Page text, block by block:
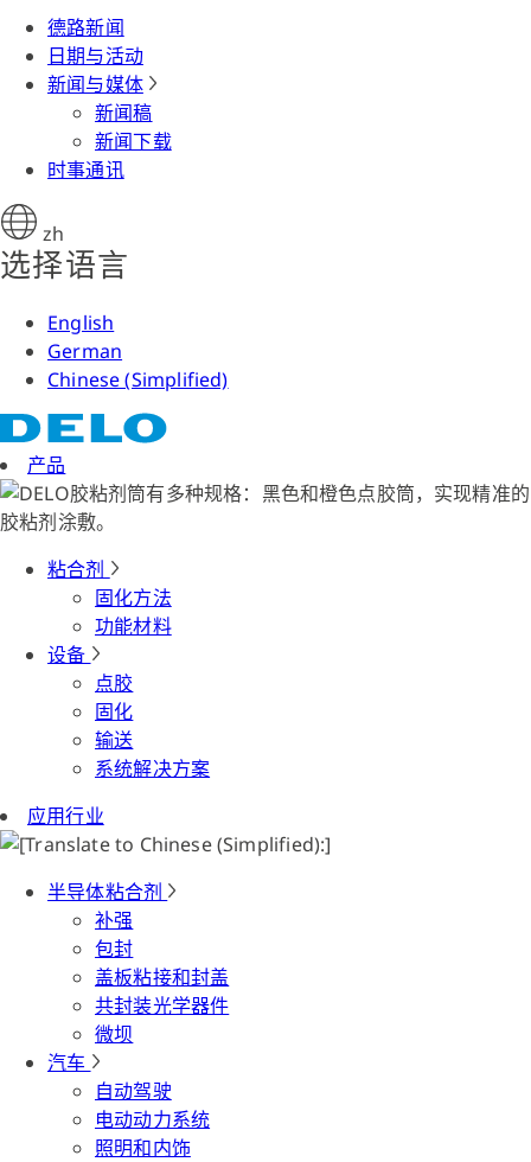
德路新闻
日期与活动
新闻与媒体
新闻稿
新闻下载
时事通讯
zh
选择语言
English
German
Chinese (Simplified)
产品
粘合剂
固化方法
功能材料
设备
点胶
固化
输送
系统解决方案
应用行业
半导体粘合剂
补强
包封
盖板粘接和封盖
共封装光学器件
微坝
汽车
自动驾驶
电动动力系统
照明和内饰